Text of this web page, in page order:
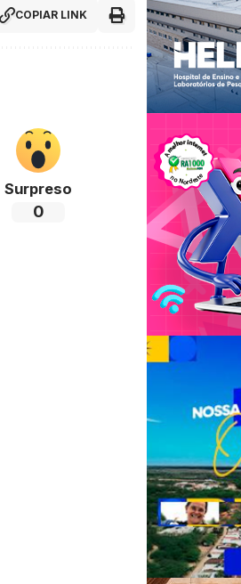
COPIAR LINK
Surpreso
0